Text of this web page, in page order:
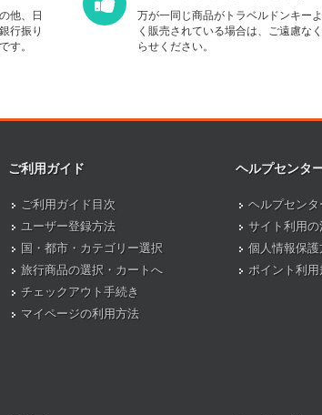
他、日
行振り
す。
万が一同じ商品がトラベルドンキー
く販売されている場合は、ご遠慮な
らせください。
ご利用ガイド
ご利用ガイド目次
ユーザー登録方法
国・都市・カテゴリー選択
旅行商品の選択・カートへ
チェックアウト手続き
マイページの利用方法
ヘルプセンタ
ヘルプセンタ
サイト利用の
個人情報保護
ポイント利用